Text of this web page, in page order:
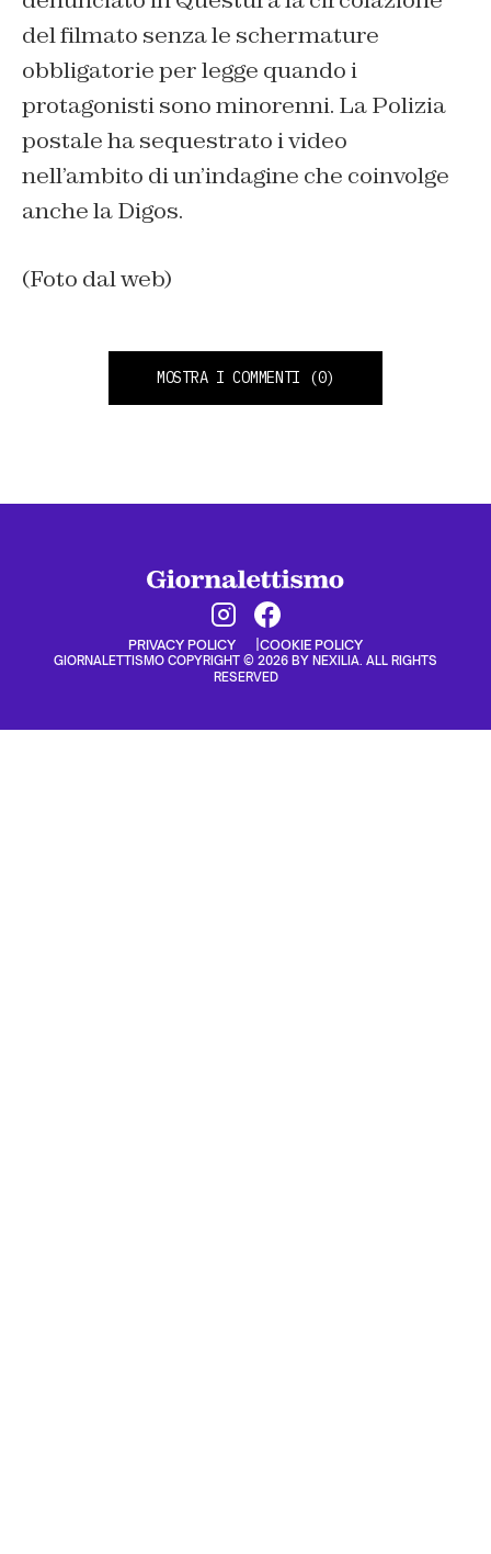
del filmato senza le schermature
obbligatorie per legge quando i
protagonisti sono minorenni. La Polizia
postale ha sequestrato i video
nell’ambito di un’indagine che coinvolge
anche la Digos.
(Foto dal web)
MOSTRA I COMMENTI (0)
PRIVACY POLICY COOKIE POLICY
GIORNALETTISMO COPYRIGHT © 2026 BY NEXILIA. ALL RIGHTS
RESERVED